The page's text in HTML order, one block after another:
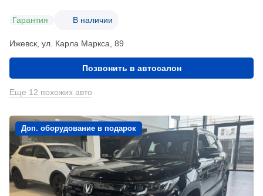
Гарантия В наличии
Ижевск, ул. Карла Маркса, 89
Позвонить в автосалон
Еще 12 похожих авто
Доп. оборудование в подарок